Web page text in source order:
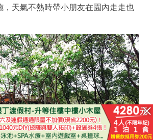
，天氣不熱時帶小朋友在園內走走也
立即購買